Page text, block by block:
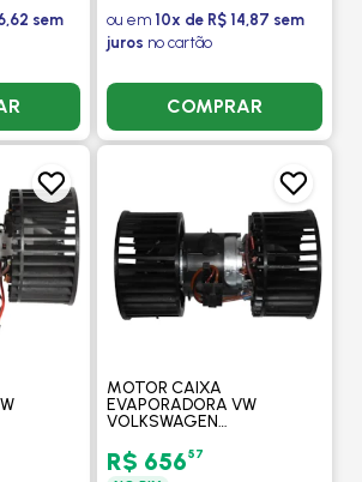
sem
ou em 10x de R$ 14,87 sem
juros no cartão
COMPRAR
MOTOR CAIXA
EVAPORADORA VW
VOLKSWAGEN
VALEO
R$ 65657